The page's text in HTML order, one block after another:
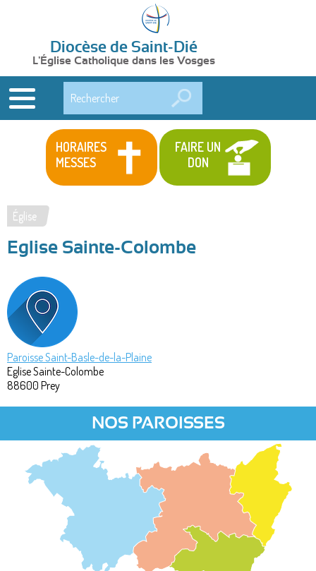
Diocèse de Saint-Dié
L'Église Catholique dans les Vosges
HORAIRES
MESSES
FAIRE UN
DON
Vous
êtes
ici
Église
Eglise Sainte-Colombe
Paroisse Saint-Basle-de-la-Plaine
Eglise Sainte-Colombe
88600 Prey
NOS PAROISSES